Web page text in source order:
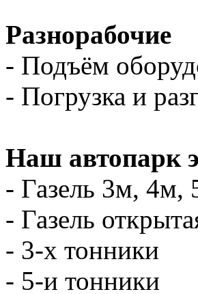
Разнорабочие
- Подъём
- Погрузка и
Наш автопарк
- Газель 3м, 4м,
- Газель
- 3-х тонники
- 5-и тонники